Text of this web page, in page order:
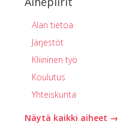
Alan tietoa
Järjestöt
Kliininen työ
Koulutus
Yhteiskunta
Näytä kaikki aiheet →